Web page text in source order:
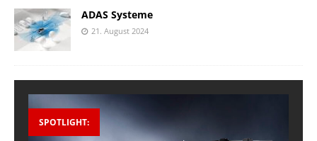
ADAS Systeme
21. August 2024
SPOTLIGHT: